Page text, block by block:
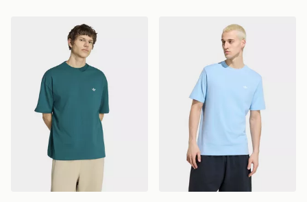
adidas T-shirt Ampia Essentials Trefoiladidas T-shirt Trefoil